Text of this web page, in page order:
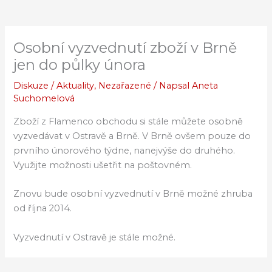
Osobní vyzvednutí zboží v Brně
jen do půlky února
Diskuze /Aktuality, Nezařazené / NapsalAneta
Suchomelová
Zboží z Flamenco obchodu si stále můžete osobně
vyzvedávat v Ostravě a Brně. V Brně ovšem pouze do
prvního únorového týdne, nanejvýše do druhého.
Využijte možnosti ušetřit na poštovném.
Znovu bude osobní vyzvednutí v Brně možné zhruba
od října 2014.
Vyzvednutí v Ostravě je stále možné.